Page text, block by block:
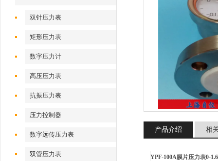
双针压力表
矩形压力表
数字压力计
高压压力表
抗振压力表
压力控制器
数字远传压力表
双管压力表
产品介绍 相
YPF-100A膜片压力表0-